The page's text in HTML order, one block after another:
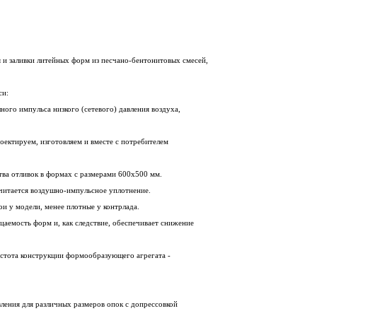
заливки литейных форм из песчано-бентонитовых смесей,
импульса низкого (сетевого) давления воздуха,
изготовляем и вместе с потребителем
отливок в формах с размерами 600х500 мм.
воздушно-импульсное уплотнение.
у модели, менее плотные у контрлада.
форм и, как следствие, обеспечивает снижение
конструкции формообразующего агрегата -
для различных размеров опок с допрессовкой